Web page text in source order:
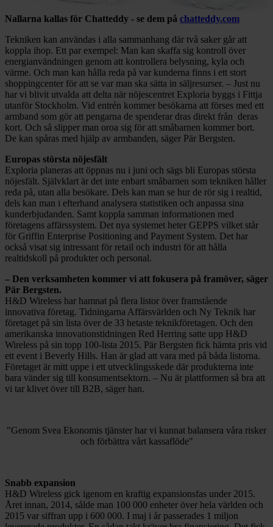
Nallarna kallas för Chatteddy - se dem på chatteddy.com
Tekniken kan användas i alla sammanhang där två saker går att
koppla ihop. Ett par exempel: Man kan skaffa sig kontroll över
energianvändningen genom att kontrollera belysning, kyla och
värme. Och man kan hålla reda på var kunderna finns i ett stort
shoppingcenter för att se var man ska sätta in säljresurser. – Just nu
har vi blivit utvalda att delta när nöjescentret Exploria byggs i Fittja
utanför Stockholm. Vid entrén kommer besökarna att förses med ett
armband som gör att pengarna de spenderar dras direkt från deras
kort. Och så slipper man oroa sig för att småbarnen kommer bort.
De kan spåras med hjälp av armbanden, säger Pär Bergsten.
Europas största nöjesfält
Exploria planeras att öppnas nu i juni och sägs bli Europas största
nöjesfält. Självklart är det inte enbart småbarnen som tekniken håller
reda på, utan alla besökare. Dels kan man se hur de rör sig i realtid,
dels kan man i efterhand analysera statistiken och anpassa sina
kunderbjudanden. Samt koppla samman informationen med
företagens affärssystem. Det nya systemet heter GEPPS vilket står
för Griffin Enterprise Positioning and Payment System. Det har
också visat sig intressant för retail och industri för att hålla
realtidskoll på produkter och personal.
– Den verksamheten kommer vi att fokusera på framöver, säger
Pär Bergsten.
H&D Wireless har hamnat på flera listor över framstående
innovativa företag. Tidningarna Affärsvärlden och Ny Teknik har
företaget på sin lista över de 33 hetaste teknikföretagen. Och den
amerikanska innovationstidningen Red Herring satte upp H&D
Wireless på sin topp 100-lista 2015. Pär Bergsten fick hämta pris vid
ett event i Beverly Hills. Han är glad att vara med på båda listorna.
Företaget är mitt uppe i ett utvecklingsskede där produkterna inte
bara vänder sig till konsumentsektorn. – Nu är plattformen så bra att
vi tar klivet över till B2B, säger han.
"Genom Svea Ekonomis tjänster har vi kunnat balansera våra risker
och förbättra vårt kassaflöde"
Snabb expansion
H&D Wireless gick igenom en kraftig expansionsfas under 2015.
Året innan, 2014, sålde man 100 000 enheter över hela världen och
2015 var siffran upp i 600 000. I maj i år passerades 1 miljon